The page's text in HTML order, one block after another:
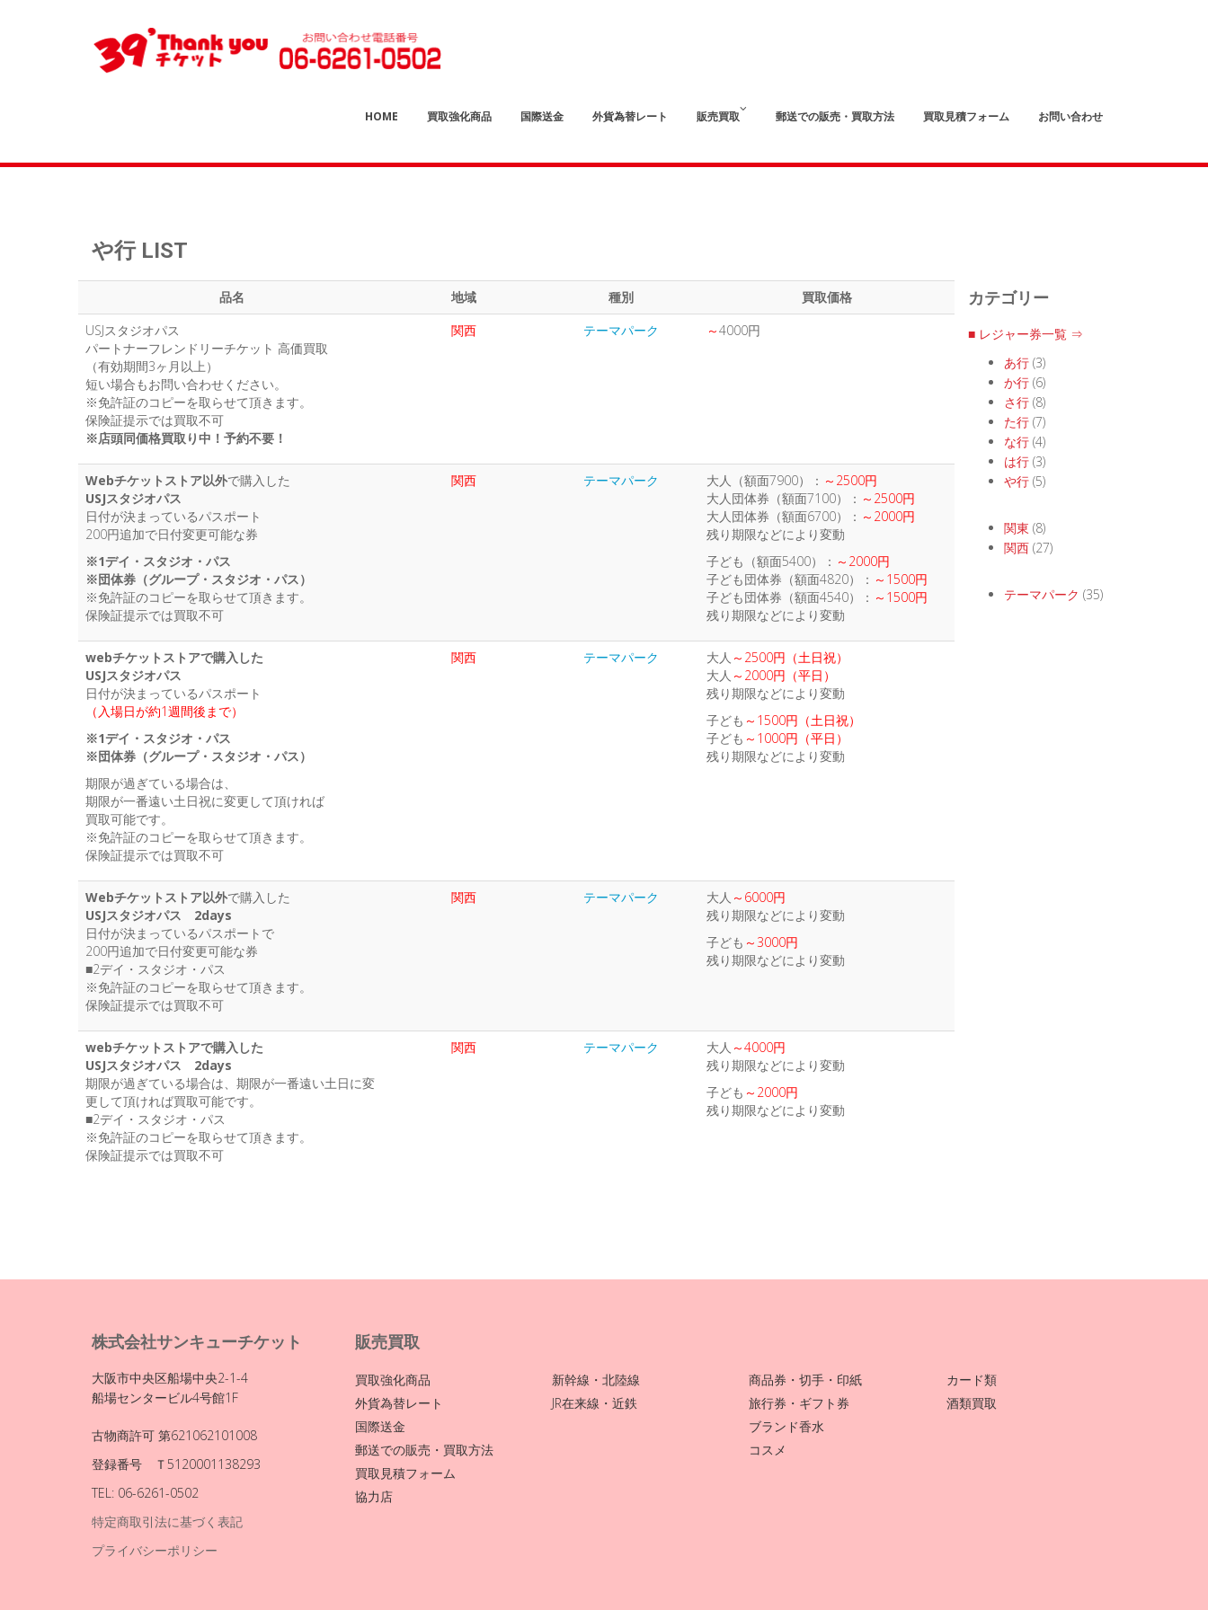
HOME 買取強化商品 国際送金 外貨為替レート 販売買取 郵送での販売・買取方法 買取見積フォーム お問い合わせ
や行 LIST
品名 地域 種別
買取価格
USJスタジオパス
パートナーフレンドリーチケット 高価買取
（有効期間3ヶ月以上）
短い場合もお問い合わせください。
※免許証のコピーを取らせて頂きます。
保険証提示では買取不可
※店頭同価格買取り中！予約不要！
関西 テーマパーク ～4000円
Webチケットストア以外で購入した
USJスタジオパス
日付が決まっているパスポート
200円追加で日付変更可能な券
※1デイ・スタジオ・パス
※団体券（グループ・スタジオ・パス）
※免許証のコピーを取らせて頂きます。
保険証提示では買取不可
関西 テーマパーク 大人（額面7900）： ～2500円
大人団体券（額面7100）： ～2500円
大人団体券（額面6700）： ～2000円
残り期限などにより変動
子ども（額面5400）： ～2000円
子ども団体券（額面4820）： ～1500円
子ども団体券（額面4540）： ～1500円
残り期限などにより変動
webチケットストアで購入した
USJスタジオパス
日付が決まっているパスポート
（入場日が約1週間後まで）
※1デイ・スタジオ・パス
※団体券（グループ・スタジオ・パス）
期限が過ぎている場合は、
期限が一番遠い土日祝に変更して頂ければ
買取可能です。
※免許証のコピーを取らせて頂きます。
保険証提示では買取不可
関西 テーマパーク 大人 ～2500円（土日祝）
大人 ～2000円（平日）
残り期限などにより変動
子ども ～1500円（土日祝）
子ども ～1000円（平日）
残り期限などにより変動
Webチケットストア以外で購入した
USJスタジオパス 2days
日付が決まっているパスポートで
200円追加で日付変更可能な券
■2デイ・スタジオ・パス
※免許証のコピーを取らせて頂きます。
保険証提示では買取不可
関西 テーマパーク 大人 ～6000円
残り期限などにより変動
子ども ～3000円
残り期限などにより変動
webチケットストアで購入した
USJスタジオパス 2days
期限が過ぎている場合は、期限が一番遠い土日に変
更して頂ければ買取可能です。
■2デイ・スタジオ・パス
※免許証のコピーを取らせて頂きます。
保険証提示では買取不可
関西 テーマパーク 大人 ～4000円
残り期限などにより変動
子ども ～2000円
残り期限などにより変動
カテゴリー
■ レジャー券一覧 ⇒
あ行 (3)
か行 (6)
さ行 (8)
た行 (7)
な行 (4)
は行 (3)
や行 (5)
関東 (8)
関西 (27)
テーマパーク (35)
株式会社サンキューチケット
大阪市中央区船場中央2-1-4
船場センタービル4号館1F
古物商許可 第621062101008
登録番号 Ｔ5120001138293
TEL: 06-6261-0502
特定商取引法に基づく表記
プライバシーポリシー
販売買取
買取強化商品
外貨為替レート
国際送金
郵送での販売・買取方法
買取見積フォーム
協力店
新幹線・北陸線
JR在来線・近鉄
商品券・切手・印紙
旅行券・ギフト券
ブランド香水
コスメ
カード類
酒類買取